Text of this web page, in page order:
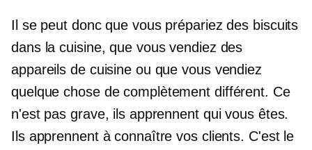
Il se peut donc que vous prépariez des biscuits
dans la cuisine, que vous vendiez des
appareils de cuisine ou que vous vendiez
quelque chose de complètement différent. Ce
n'est pas grave, ils apprennent qui vous êtes.
Ils apprennent à connaître vos clients. C'est le